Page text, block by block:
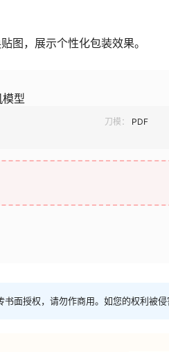
图，展示个性化包装效果。
型
刀模： PDF
面授权，请勿作商用。如您的权利被侵